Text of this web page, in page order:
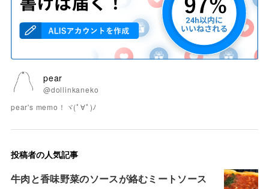
pear
@dollinkaneko
pear's memo！ヾ(ﾟ∀ﾟ)ﾉ
投稿者の人気記事
牛肉と香味野菜のソースが絡むミートソース